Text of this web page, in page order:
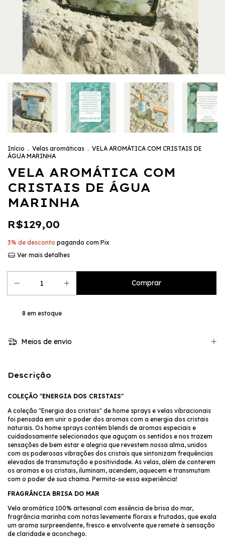
Início . Velas aromáticas . VELA AROMÁTICA COM CRISTAIS DE
ÁGUA MARINHA
VELA AROMÁTICA COM
CRISTAIS DE ÁGUA
MARINHA
R$129,00
3% de desconto pagando com Pix
Ver mais detalhes
8 em estoque
Meios de envio
Descrição
COLEÇÃO "ENERGIA DOS CRISTAIS"
A coleção "Energia dos cristais" de home sprays e velas vibracionais
foi pensada em unir o poder dos aromas com a energia dos cristais
naturais. Os home sprays contém blends de aromas especiais e
cuidadosamente selecionados que aguçam os sentidos e nos trazem
sensações de bem estar e alegria que revestem nossa alma, unidos
com as poderosas vibrações dos cristais que sintonizam frequências
elevadas de transmutação e positividade. As velas, além de conterem
os aromas e os cristais, iluminam, acendem, aquecem e transmutam
com o poder de sua chama. Permita-se essa experiência!
FRAGRÂNCIA BRISA DO MAR
Vela aromática 100% artesanal com essência de brisa do mar,
fragrância marinha com notas levemente florais e frutadas, que exala
um aroma surpreendente, fresco e envolvente que remete à sensação
de claridade e aconchego.